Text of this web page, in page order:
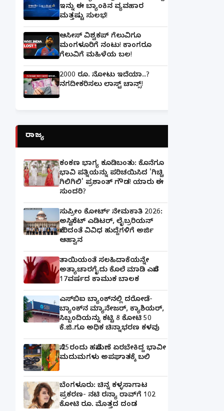
ಇನ್ನು ಈ ಬ್ಯಾಂಕಿನ ವ್ಯವಹಾರ
ಮತ್ತಷ್ಟು ಸುಲಭ!
ಆಸೀಸ್ ವಿಶ್ವಕಪ್ ಗೆಲುವಿಗೂ
ಮಂಗಳೂರಿಗೆ ನಂಟು! ಕಾಂಗರೂ
ಗೆಲುವಿಗೆ ಮಹಿಳೆಯ ಬಲ!
2000 ರೂ. ನೋಟು ಇದೆಯಾ..?
ನಗದೀಕರಿಸಲು ಲಾಸ್ಟ್‌ ಚಾನ್ಸ್‌!
ರಾಜ್ಯ
ಕಂಕಣ ಭಾಗ್ಯ ಕೂಡಿಬಂತು: ಕೊನೆಗೂ
ಭಾವಿ ಪತ್ನಿಯನ್ನು ಪರಿಚಯಿಸಿದ 'ಗಿಚ್ಚಿ
ಗಿಲಿಗಿಲಿ' ಪ್ರಶಾಂತ್ ಗೌಡ! ಯಾರು ಈ
ಸುಂದರಿ?
ಸುಪ್ರೀಂ ಕೋರ್ಟ್ ನೇಮಕಾತಿ 2026:
ಅಸಿಸ್ಟೆಂಟ್ ಎಡಿಟರ್, ಲೈಬ್ರರಿಯನ್
ಸೇರಿದಂತೆ ವಿವಿಧ ಹುದ್ದೆಗಳಿಗೆ ಅರ್ಜಿ
ಆಹ್ವಾನ
ತಾಯಿಯಂತೆ ಸಲಹಿದಾಕೆಯನ್ನೇ
ಅತ್ಯಾಚಾರಗೈದು ಕೊಲೆ ಮಾಡಿ ಎಸೆದ
17ವರ್ಷದ ಕಾಮುಕ ಬಾಲಕ
ಎಸ್‌ಬಿಐ ಬ್ಯಾಂಕ್‌ನಲ್ಲಿ‌ ದರೋಡೆ-
ಬ್ಯಾಂಕ್​ನ ಮ್ಯಾನೇಜರ್‌, ಕ್ಯಾಶಿಯರ್‌,
ಸಿಬ್ಬಂದಿಯನ್ನು ಕಟ್ಟಿ 8 ಕೋಟಿ 50
ಕೆ.ಜಿ.ಗೂ ಅಧಿಕ ಚಿನ್ನಾಭರಣ ಕಳವು
ಸೆ.25ರಂದು ಹಸೆಮಣೆ ಏರಬೇಕಿದ್ದ ಭಾವೀ
ಮದುಮಗಳು ಅಪಘಾತಕ್ಕೆ ಬಲಿ
ಬೆಂಗಳೂರು: ಚಿನ್ನ ಕಳ್ಳಸಾಗಾಟ
ಪ್ರಕರಣ- ನಟಿ ರನ್ಯಾ ರಾವ್‌ಗೆ 102
ಕೋಟಿ ರೂ. ಮೊತ್ತದ ದಂಡ